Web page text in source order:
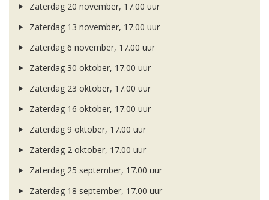
Zaterdag 20 november, 17.00 uur
Zaterdag 13 november, 17.00 uur
Zaterdag 6 november, 17.00 uur
Zaterdag 30 oktober, 17.00 uur
Zaterdag 23 oktober, 17.00 uur
Zaterdag 16 oktober, 17.00 uur
Zaterdag 9 oktober, 17.00 uur
Zaterdag 2 oktober, 17.00 uur
Zaterdag 25 september, 17.00 uur
Zaterdag 18 september, 17.00 uur